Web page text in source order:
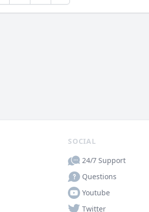
SOCIAL
24/7 Support
Questions
Youtube
Twitter